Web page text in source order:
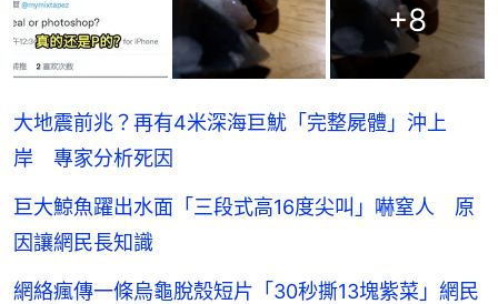
+8
大地震前兆？再有4米深海巨魷「完整屍體」沖上
岸 專家分析死因
巨大鯨魚躍出水面「三段式高16度尖叫」嚇窒人 原
因讓網民長知識
網絡瘋傳一條烏龜脫殼短片「30秒撕13塊紫菜」網民